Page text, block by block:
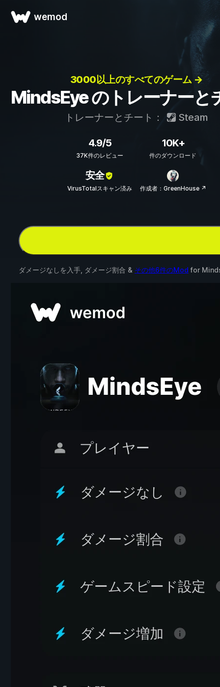
wemod
3000以上のすべてのゲーム →
MindsEye のトレーナーと
トレーナーとチート： Steam
4.9/5
37K件のレビュー
10K+
件のダウンロード
安全
VirusTotalスキャン済み 作成者：GreenHouse ↗
ダメージなしを入手, ダメージ割合 & その他6件のMod for